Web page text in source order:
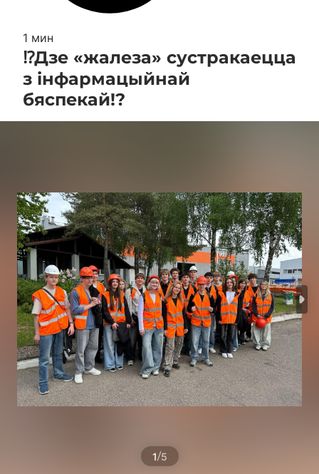
1 мин
⁉️Дзе «жалеза» сустракаецца
з інфармацыйнай
бяспекай!?
1/5